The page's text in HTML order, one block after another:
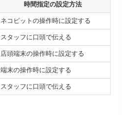
時間指定の設定方法
ネコピットの操作時に設定する
スタッフに口頭で伝える
店頭端末の操作時に設定する
端末の操作時に設定する
スタッフに口頭で伝える